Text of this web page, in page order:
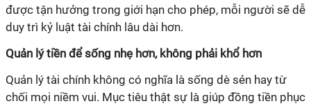
được tận hưởng trong giới hạn cho phép, mỗi người sẽ dễ
duy trì kỷ luật tài chính lâu dài hơn.
Quản lý tiền để sống nhẹ hơn, không phải khổ hơn
Quản lý tài chính không có nghĩa là sống dè sẻn hay từ
chối mọi niềm vui. Mục tiêu thật sự là giúp đồng tiền phục